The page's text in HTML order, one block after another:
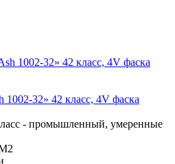
1002-32» 42 класс, 4V фаска
- промышленный, умеренные